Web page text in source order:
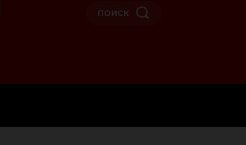
ПОИСК